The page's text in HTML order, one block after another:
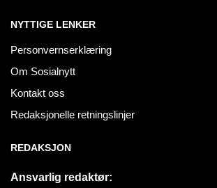
NYTTIGE LENKER
Personvernserklæring
Om Sosialnytt
Kontakt oss
Redaksjonelle retningslinjer
REDAKSJON
Ansvarlig redaktør: